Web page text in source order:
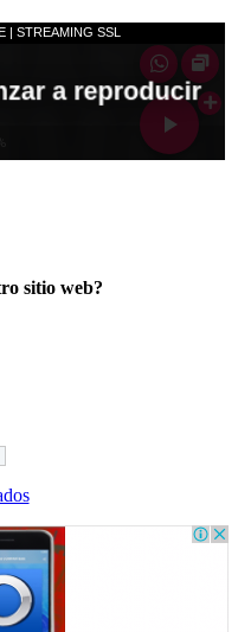
sitio web?